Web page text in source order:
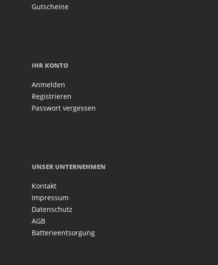
Gutscheine
IHR KONTO
Anmelden
Registrieren
Passwort vergessen
UNSER UNTERNEHMEN
Kontakt
Impressum
Datenschutz
AGB
Batterieentsorgung